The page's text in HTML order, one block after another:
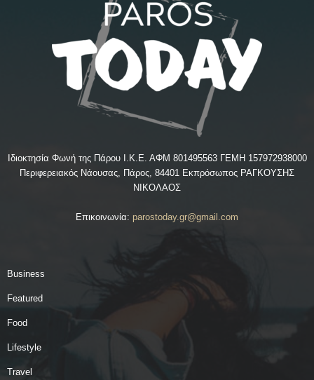
Ιδιοκτησία Φωνή της Πάρου Ι.Κ.Ε. ΑΦΜ 801495563 ΓΕΜΗ 157972938000
Περιφερειακός Νάουσας, Πάρος, 84401 Εκπρόσωπος ΡΑΓΚΟΥΣΗΣ
ΝΙΚΟΛΑΟΣ
Επικοινωνία: parostoday.gr@gmail.com
Business
Featured
Food
Lifestyle
Travel